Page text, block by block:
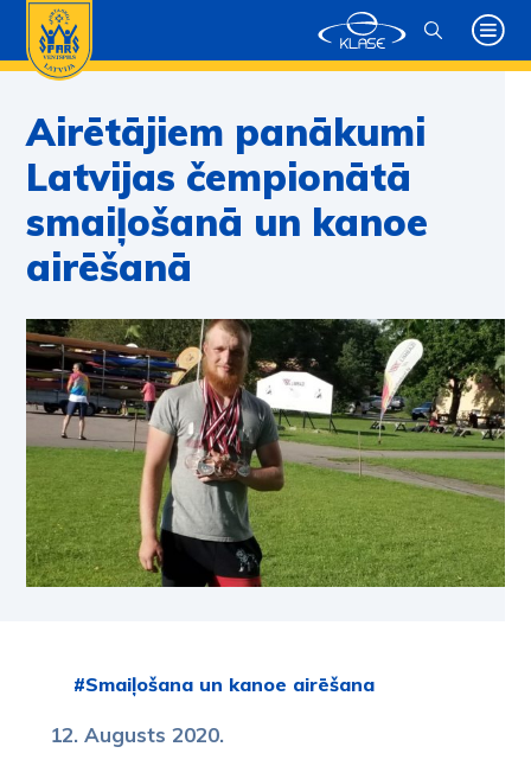
Airētājiem panākumi
Latvijas čempionātā
smaiļošanā un kanoe
airēšanā
#Smaiļošana un kanoe airēšana
12. Augusts 2020.